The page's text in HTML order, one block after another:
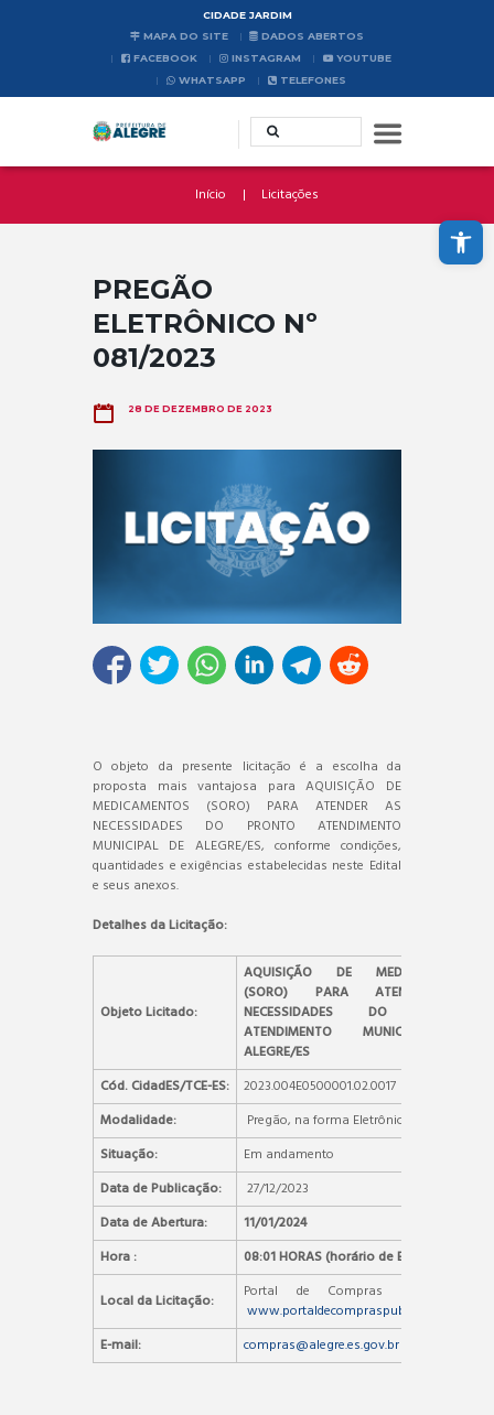
Abrir a barra de ferramentas
CIDADE JARDIM
MAPA DO SITE
DADOS ABERTOS
FACEBOOK
INSTAGRAM
YOUTUBE
WHATSAPP
TELEFONES
Início Licitações
PREGÃO
ELETRÔNICO Nº
081/2023
28 DE DEZEMBRO DE 2023
O objeto da presente licitação é a escolha da
proposta mais vantajosa para AQUISIÇÃO DE
MEDICAMENTOS (SORO) PARA ATENDER AS
NECESSIDADES DO PRONTO ATENDIMENTO
MUNICIPAL DE ALEGRE/ES, conforme condições,
quantidades e exigências estabelecidas neste Edital
e seus anexos.
Detalhes da Licitação:
Objeto Licitado:
AQUISIÇÃO DE MEDICAMENTOS
(SORO) PARA ATENDER AS
NECESSIDADES DO PRONTO
ATENDIMENTO MUNICIPAL DE
ALEGRE/ES
Cód. CidadES/TCE-ES:
2023.004E0500001.02.0017
Modalidade:
Pregão, na forma Eletrônica
Situação:
Em andamento
Data de Publicação:
27/12/2023
Data de Abertura:
11/01/2024
Hora :
08:01 HORAS (horário de Brasília)
Local da Licitação:
Portal de Compras Públicas –
www.portaldecompraspublicas.com.br
E-mail:
compras@alegre.es.gov.br